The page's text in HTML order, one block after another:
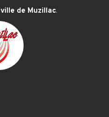
ville de Muzillac.